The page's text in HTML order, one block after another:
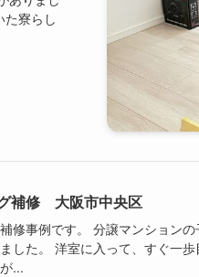
寮らし
補修 大阪市中央区
修事例です。 分譲マンション
した。 洋室に入って、すぐ一
...